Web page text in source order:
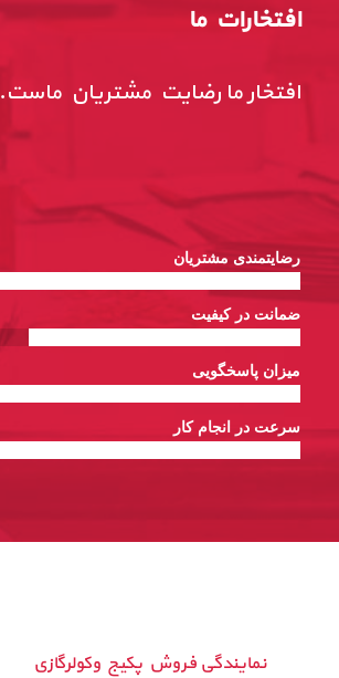
افتخارات ما
افتخار ما رضایت مشتریان ماست.
رضایتمندی مشتریان
ضمانت در کیفیت
میزان پاسخگویی
سرعت در انجام کار
نمایندگی فروش پکیج وکولرگازی